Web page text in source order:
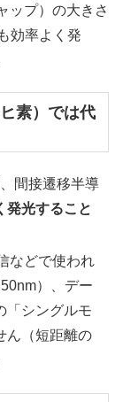
ップ）の大きさ
効率よく発
素）では代
間接遷移半導
発光すること
などで使われ
）、デー
「シングルモ
ん（短距離の